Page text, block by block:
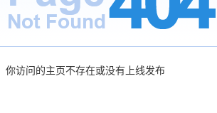
你访问的主页不存在或没有上线发布